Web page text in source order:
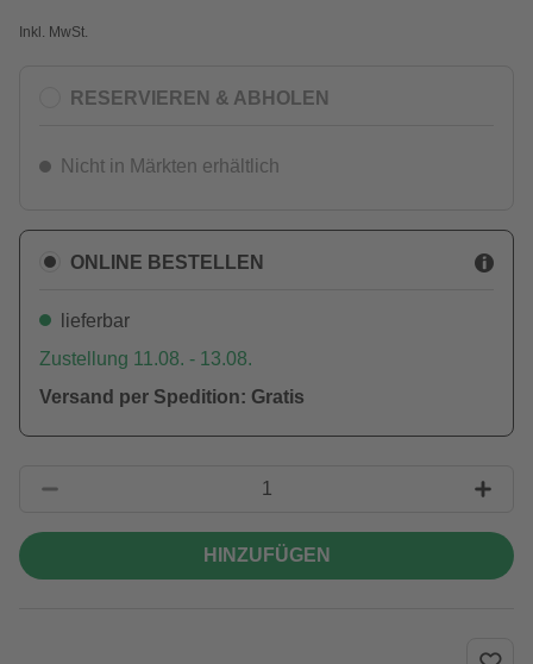
Inkl. MwSt.
RESERVIEREN & ABHOLEN
Nicht in Märkten erhältlich
ONLINE BESTELLEN
lieferbar
Zustellung 11.08. - 13.08.
Versand per Spedition: Gratis
HINZUFÜGEN